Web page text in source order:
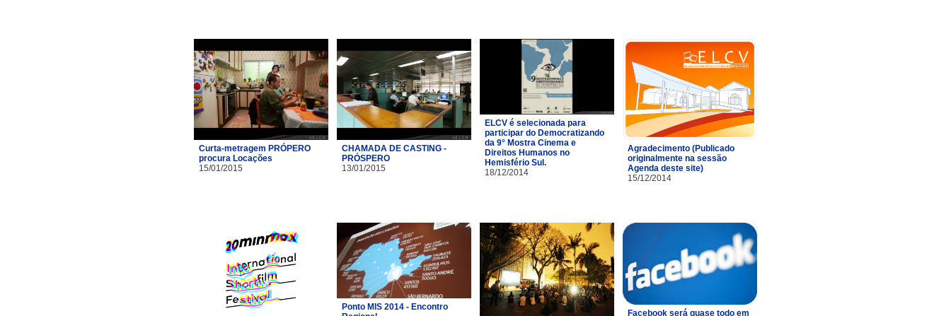
Curta-metragem PRÓPERO
procura Locações
15/01/2015
CHAMADA DE CASTING -
PRÓSPERO
13/01/2015
ELCV é selecionada para
participar do Democratizando
da 9° Mostra Cinema e
Direitos Humanos no
Hemisfério Sul.
18/12/2014
Agradecimento (Publicado
originalmente na sessão
Agenda deste site)
15/12/2014
Ponto MIS 2014 - Encontro
Facebook será quase todo em